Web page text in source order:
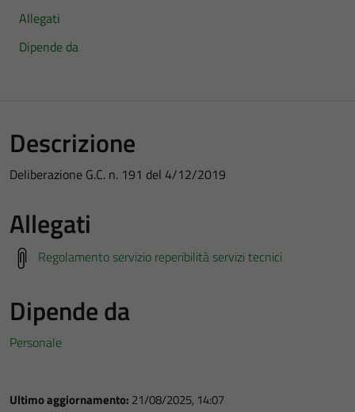
Allegati
Dipende da
Descrizione
Deliberazione G.C. n. 191 del 4/12/2019
Allegati
Regolamento servizio reperibilità servizi tecnici
Dipende da
Personale
Ultimo aggiornamento: 21/08/2025, 14:07